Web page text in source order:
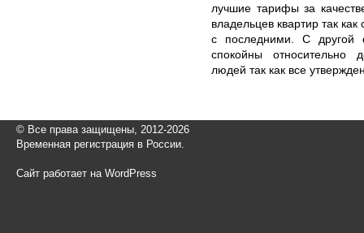
лучшие тарифы за
владельцев квартир так
с последними. С другой
спокойны относительно
людей так как все
© Все права защищены, 2012-2026
Временная регистрация в России.
Сайт работает на WordPress